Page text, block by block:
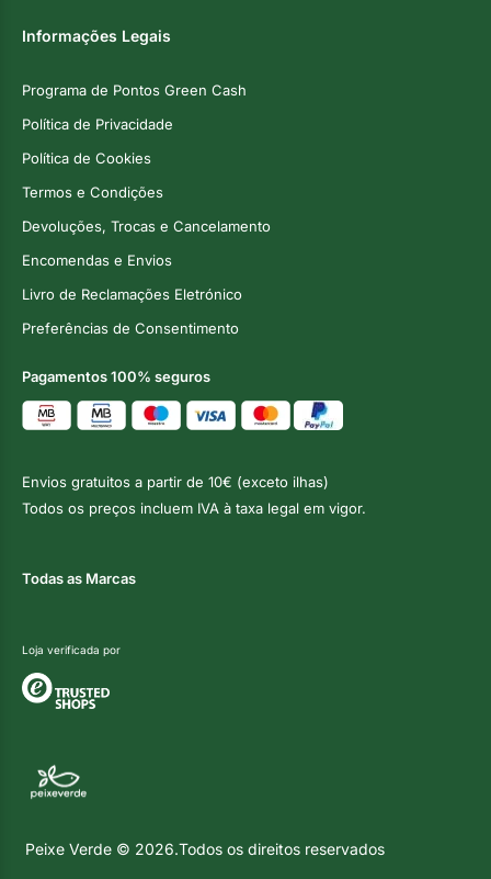
Informações Legais
Programa de Pontos Green Cash
Política de Privacidade
Política de Cookies
Termos e Condições
Devoluções, Trocas e Cancelamento
Encomendas e Envios
Livro de Reclamações Eletrónico
Preferências de Consentimento
Pagamentos 100% seguros
Envios gratuitos a partir de 10€ (exceto ilhas)
Todos os preços incluem IVA à taxa legal em vigor.
Todas as Marcas
Loja verificada por
Peixe Verde © 2026.Todos os direitos reservados